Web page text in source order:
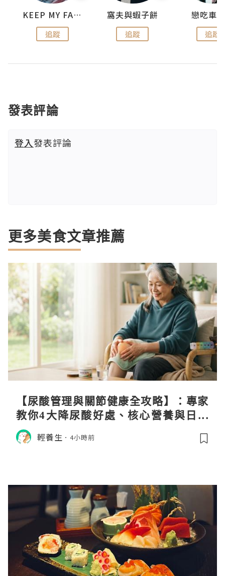
KEEP MY FAITH
追蹤
窩夫與蝦子餅
追蹤
戀吃車
追蹤
發表評論
登入發表評論
更多美食文章推薦
【尿酸管理與關節健康全攻略】：專家
教你4大降尿酸好處、核心營養與日常
飲食調理秘訣
輕養生 4小時前